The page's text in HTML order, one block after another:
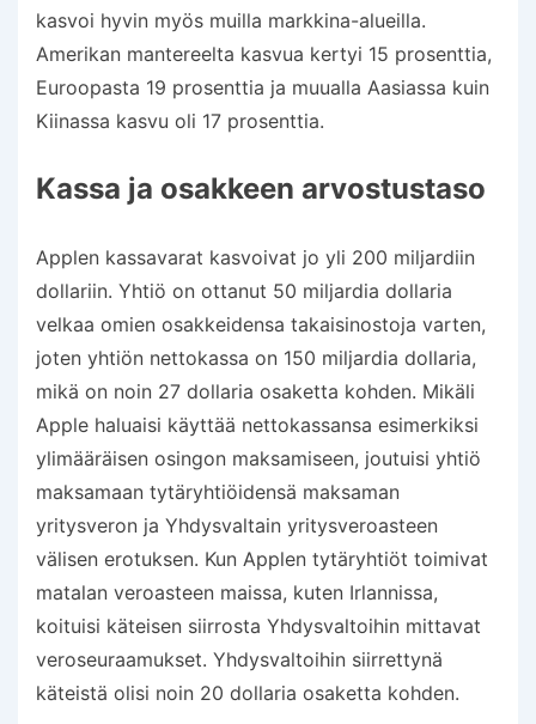
kasvoi hyvin myös muilla markkina-alueilla.
Amerikan mantereelta kasvua kertyi 15 prosenttia,
Euroopasta 19 prosenttia ja muualla Aasiassa kuin
Kiinassa kasvu oli 17 prosenttia.
Kassa ja osakkeen arvostustaso
Applen kassavarat kasvoivat jo yli 200 miljardiin
dollariin. Yhtiö on ottanut 50 miljardia dollaria
velkaa omien osakkeidensa takaisinostoja varten,
joten yhtiön nettokassa on 150 miljardia dollaria,
mikä on noin 27 dollaria osaketta kohden. Mikäli
Apple haluaisi käyttää nettokassansa esimerkiksi
ylimääräisen osingon maksamiseen, joutuisi yhtiö
maksamaan tytäryhtiöidensä maksaman
yritysveron ja Yhdysvaltain yritysveroasteen
välisen erotuksen. Kun Applen tytäryhtiöt toimivat
matalan veroasteen maissa, kuten Irlannissa,
koituisi käteisen siirrosta Yhdysvaltoihin mittavat
veroseuraamukset. Yhdysvaltoihin siirrettynä
käteistä olisi noin 20 dollaria osaketta kohden.